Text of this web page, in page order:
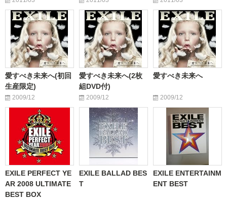
愛すべき未来へ(初回
生産限定)
2009/12
愛すべき未来へ(2枚
組DVD付)
2009/12
愛すべき未来へ
2009/12
EXILE PERFECT YE
AR 2008 ULTIMATE
BEST BOX
EXILE BALLAD BES
T
EXILE ENTERTAINM
ENT BEST